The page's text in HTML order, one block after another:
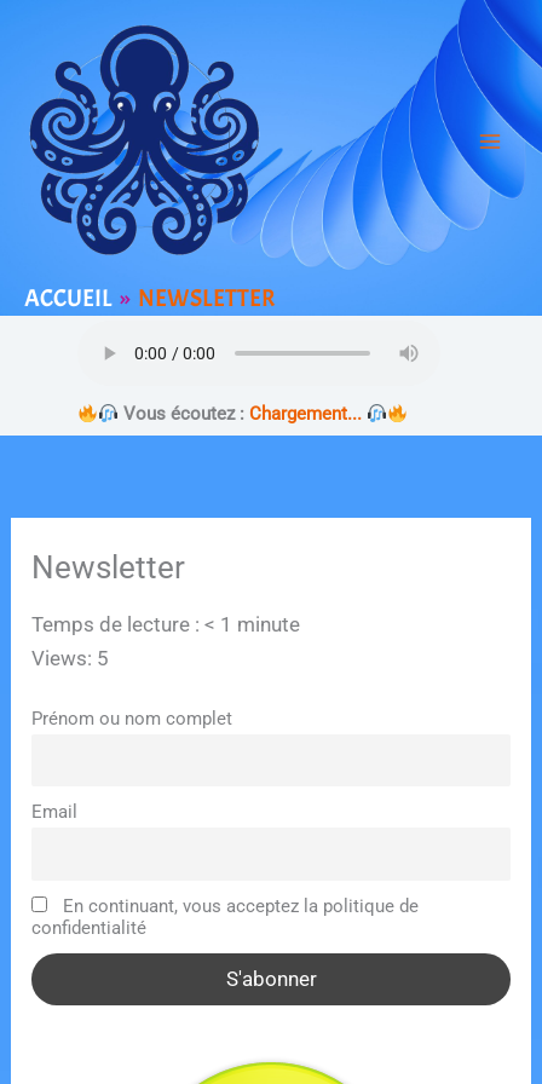
contenu
ACCUEIL NEWSLETTER
Vous écoutez :Chargement...
Newsletter
Temps de lecture :< 1 minute
Views: 5
Prénom ou nom complet
Email
En continuant, vous acceptez la politique de
confidentialité